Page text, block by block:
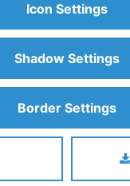
Icon Settings
Shadow Settings
Border Settings